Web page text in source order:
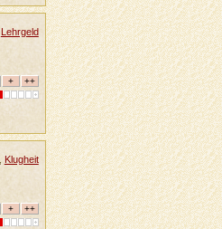
Lehrgeld
Klugheit